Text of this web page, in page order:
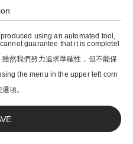
inc.
using an automated tool,
guarantee that it is completel
然我們努力追求準確性，但不能保
the menu in the upper left corn
項。